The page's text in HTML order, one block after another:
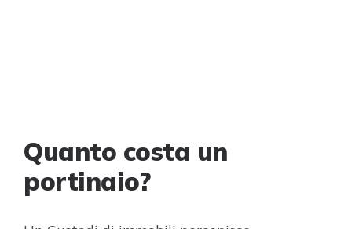
Quanto costa un
portinaio?